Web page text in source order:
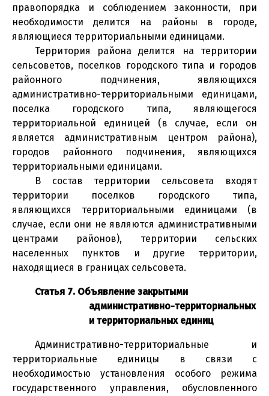
правопорядка и соблюдением законности, при
необходимости делится на районы в городе,
являющиеся территориальными единицами.
Территория района делится на территории
сельсоветов, поселков городского типа и городов
районного подчинения, являющихся
административно-территориальными единицами,
поселка городского типа, являющегося
территориальной единицей (в случае, если он
является административным центром района),
городов районного подчинения, являющихся
территориальными единицами.
В состав территории сельсовета входят
территории поселков городского типа,
являющихся территориальными единицами (в
случае, если они не являются административными
центрами районов), территории сельских
населенных пунктов и другие территории,
находящиеся в границах сельсовета.
Статья 7. Объявление закрытыми
административно-территориальных
и территориальных единиц
Административно-территориальные и
территориальные единицы в связи с
необходимостью установления особого режима
государственного управления, обусловленного